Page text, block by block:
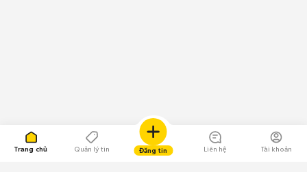
Trang chủ Quản lý tin Đăng tin Liên hệ Tài khoản